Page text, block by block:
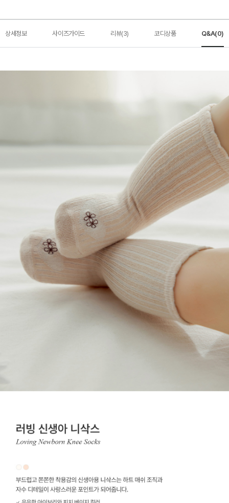
상세정보 사이즈가이드 리뷰(3) 코디상품 Q&A(0)